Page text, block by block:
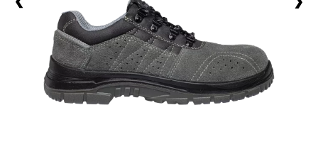
Vrijetijdsschoenen
Tactical